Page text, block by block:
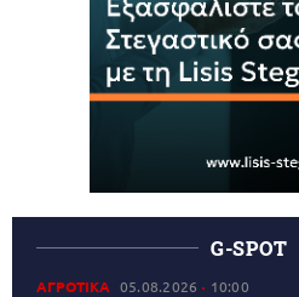
G-SPOT
ΑΓΡΟΤΙΚΑ 05.08.2026 10:00